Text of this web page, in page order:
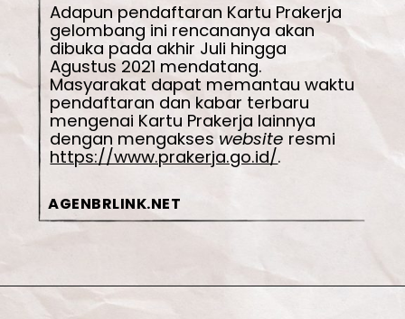
AGENBRLINK.NET
Adapun pendaftaran Kartu Prakerja
gelombang ini rencananya akan
dibuka pada akhir Juli hingga
Agustus 2021 mendatang.
Masyarakat dapat memantau waktu
pendaftaran dan kabar terbaru
mengenai Kartu Prakerja lainnya
dengan mengakses website
https://www.prakerja.go.id/.